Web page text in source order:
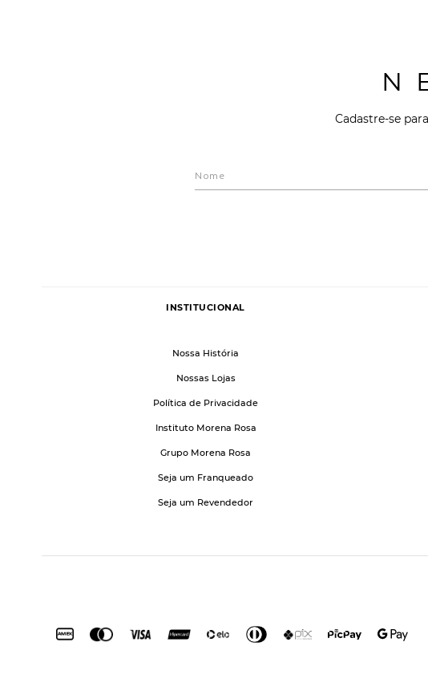
Cadastre-se
INSTITUCIONAL
Nossa História
Nossas Lojas
Política de Privacidade
Instituto Morena Rosa
Grupo Morena Rosa
Seja um Franqueado
Seja um Revendedor